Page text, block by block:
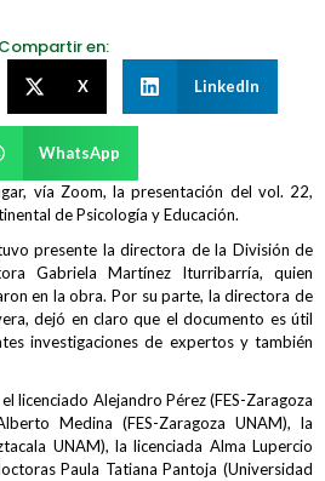
Compartir en:
X LinkedIn
WhatsApp
vía Zoom, la presentación del vol. 22,
de Psicología y Educación.
presente la directora de la División de
Gabriela Martínez Iturribarría, quien
en la obra. Por su parte, la directora de
dejó en claro que el documento es útil
investigaciones de expertos y también
licenciado Alejandro Pérez (FES-Zaragoza
Medina (FES-Zaragoza UNAM), la
UNAM), la licenciada Alma Lupercio
Paula Tatiana Pantoja (Universidad